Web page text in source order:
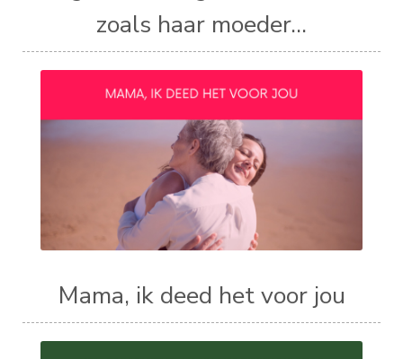
zoals haar moeder...
Mama, ik deed het voor jou